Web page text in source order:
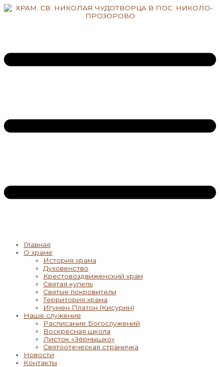
Перейти
Главная
О храме
История храма
Духовенство
Крестовоздвиженский храм
Святая купель
Святые покровители
Территория храма
Игумен Платон (Кисурин)
Наше служение
Расписание Богослужений
Воскресная школа
Листок «Зёрнышко»
Святоотеческая страничка
Новости
Контакты